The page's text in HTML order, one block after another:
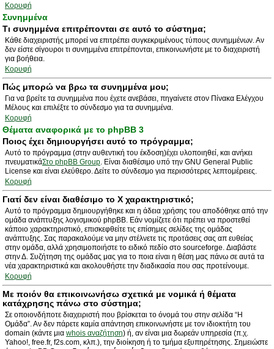
Κορυφή
Συνημμένα
Τι συνημμένα επιτρέπονται σε αυτό το σύστημα;
Κάθε διαχειριστής μπορεί να επιτρέπει συγκεκριμένους τύπους συνημμένων. Αν
δεν είστε σίγουροι τι συνημμένα επιτρέπονται, επικοινωνήστε με το διαχειριστή
για βοήθεια.
Κορυφή
Πώς μπορώ να βρω τα συνημμένα μου;
Για να βρείτε τα συνημμένα που έχετε ανεβάσει, πηγαίνετε στον Πίνακα Ελέγχου
Μέλους και επιλέξτε το σύνδεσμο για τα συνημμένα.
Κορυφή
Θέματα αναφορικά με το phpBB 3
Ποιος έχει δημιουργήσει αυτό το πρόγραμμα;
Αυτό το πρόγραμμα (στην αυθεντική του έκδοση)έχει υλοποιηθεί, και ανήκει
πνευματικάΣτο phpBB Group. Είναι διαθέσιμο υπό την GNU General Public
License και είναι ελεύθερο. Δείτε το σύνδεσμο για περισσότερες λεπτομέρειες.
Κορυφή
Γιατί δεν είναι διαθέσιμο το Χ χαρακτηριστικό;
Αυτό το πρόγραμμα δημιουργήθηκε και η άδεια χρήσης του αποδόθηκε από την
ομάδα ανάπτυξης λογισμικού phpBB. Εάν νομίζετε ότι πρέπει να προστεθεί
κάποιο χαρακτηριστικό, επισκεφθείτε τις επίσημες σελίδες της ομάδας
ανάπτυξης. Σας παρακαλούμε να μην στέλνετε τις προτάσεις σας απ ευθείας
στην ομάδα, αλλά χρησιμοποιήστε το ειδικό πεδίο στο sourceforge. Διαβάστε
στην Δ. Συζήτηση της ομάδας μας για το ποια είναι η θέση μας πάνω σε αυτά τα
νέα χαρακτηριστικά και ακολουθήστε την διαδικασία που σας προτείνουμε.
Κορυφή
Με ποιόν θα επικοινωνήσω σχετικά με νομικά ή θέματα
κατάχρησης πάνω στο σύστημα;
Σε οποιονδήποτε διαχειριστή που βρίσκεται το όνομά του στην σελίδα “Η
Ομάδα”. Αν δεν πάρετε καμία απάντηση επικοινωνήστε με τον ιδιοκτήτη του
domain (κάντε μια whois αναζήτηση) ή, αν είναι μια δωρεάν υπηρεσία (π.χ.
Yahoo!, free.fr, f2s.com, κλπ.), την διοίκηση ή το τμήμα εξυπηρέτησης. Σημειώστε